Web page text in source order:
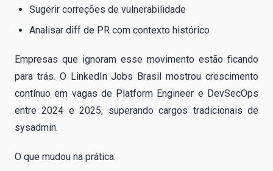
Sugerir correções de vulnerabilidade
Analisar diff de PR com contexto histórico
Empresas que ignoram esse movimento estão ficando
para trás. O LinkedIn Jobs Brasil mostrou crescimento
contínuo em vagas de Platform Engineer e DevSecOps
entre 2024 e 2025, superando cargos tradicionais de
sysadmin.
O que mudou na prática: